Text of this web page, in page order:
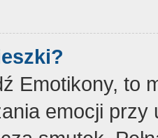
Emotikony, to
emocji